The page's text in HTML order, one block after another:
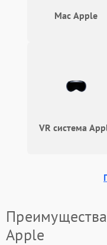
Mac Apple
VR система
Apple